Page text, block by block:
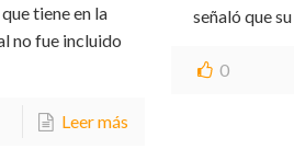
tiene en la
no fue incluido
Leer más
señaló que
0